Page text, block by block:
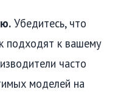
Убедитесь, что
подходят к вашему
часто
моделей на